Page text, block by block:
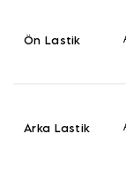
Ön Lastik
Arka Lastik